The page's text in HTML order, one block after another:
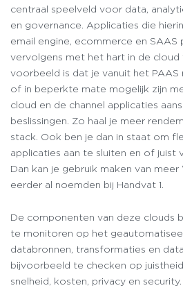
centraal speelveld voor data,
en governance. Applicaties die
email engine, ecommerce en
vervolgens met het hart in de cloud
voorbeeld is dat je vanuit het
of in beperkte mate mogelijk zijn
cloud en de channel applicaties
beslissingen. Zo haal je meer
stack. Ook ben je dan in staat om
applicaties aan te sluiten en of juist
Dan kan je gebruik maken van meer
eerder al noemden bij Handvat 1.
De componenten van deze clouds
te monitoren op het
databronnen, transformaties en
bijvoorbeeld te checken op
snelheid, kosten, privacy en security.